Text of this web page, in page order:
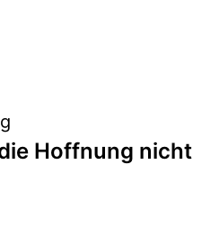
Hoffnung nicht